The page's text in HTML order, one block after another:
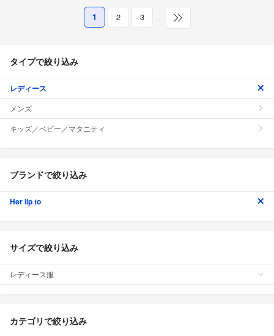
1 2 3 …
タイプで絞り込み
レディース
メンズ
キッズ／ベビー／マタニティ
ブランドで絞り込み
Her lip to
サイズで絞り込み
レディース服
カテゴリで絞り込み